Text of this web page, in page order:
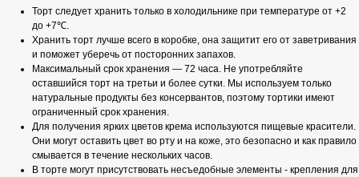
Торт следует хранить только в холодильнике при температуре от +2
до +7℃.
Хранить торт лучше всего в коробке, она защитит его от заветривания
и поможет уберечь от посторонних запахов.
Максимальный срок хранения — 72 часа. Не употребляйте
оставшийся торт на третьи и более сутки. Мы используем только
натуральные продукты без консервантов, поэтому тортики имеют
ограниченный срок хранения.
Для получения ярких цветов крема используются пищевые красители.
Они могут оставить цвет во рту и на коже, это безопасно и как правило
смывается в течение нескольких часов.
В торте могут присутствовать несъедобные элементы - крепления для